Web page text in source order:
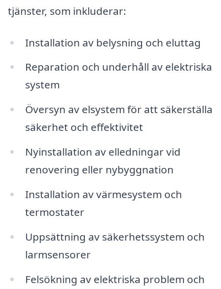
tjänster, som inkluderar:
Installation av belysning och eluttag
Reparation och underhåll av elektriska
system
Översyn av elsystem för att säkerställa
säkerhet och effektivitet
Nyinstallation av elledningar vid
renovering eller nybyggnation
Installation av värmesystem och
termostater
Uppsättning av säkerhetssystem och
larmsensorer
Felsökning av elektriska problem och